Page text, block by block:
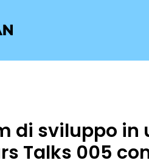
di sviluppo
Talks 005